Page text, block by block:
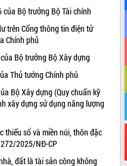
Bộ trưởng Bộ Tài chính
trên Cổng thông tin điện tử
Chính phủ
Bộ trưởng Bộ Xây dựng
Thủ tướng Chính phủ
Bộ Xây dựng (Quy chuẩn kỹ
xây dựng sử dụng năng lượng
thiểu số và miền núi, thôn đặc
2025/NĐ-CP
đất là tài sản công không